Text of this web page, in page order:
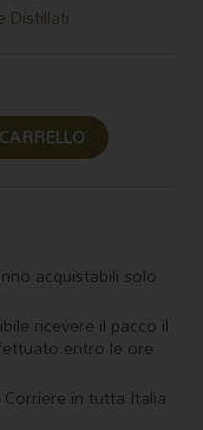
Distillati
acquistabili solo
ricevere il pacco il
entro le ore
in tutta Italia